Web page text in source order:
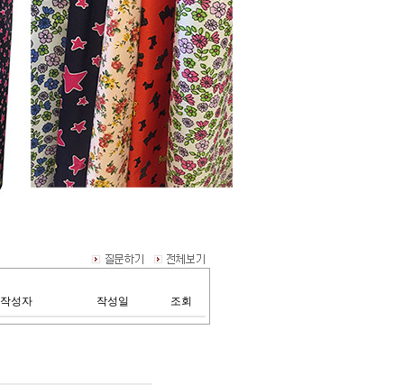
작성자 작성일 조회